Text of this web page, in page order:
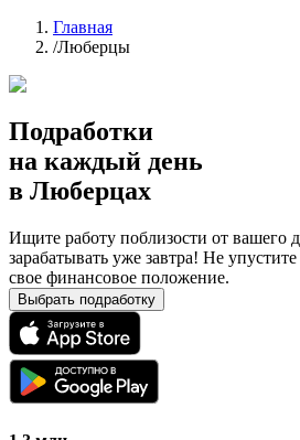
Главная
/Люберцы
Подработки
на каждый день
в Люберцах
Ищите работу поблизости от вашего
зарабатывать уже завтра! Не
свое финансовое положение.
Выбрать подработку